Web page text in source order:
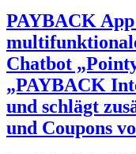
PAYBACK
Chatbot
„PAYBACK
und schlägt
und Coupons